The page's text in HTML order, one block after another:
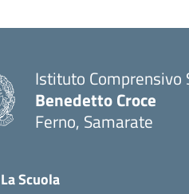
Istituto Comprensivo
Benedetto Croce
Ferno, Samarate
La Scuola